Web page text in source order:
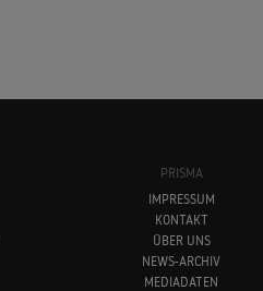
PRISMA
IMPRESSUM
KONTAKT
ÜBER UNS
NEWS-ARCHIV
MEDIADATEN